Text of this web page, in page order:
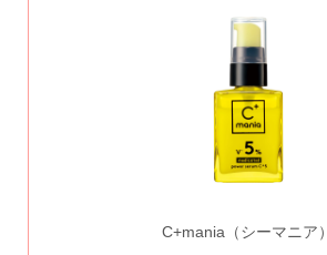
C+mania（シーマニア）